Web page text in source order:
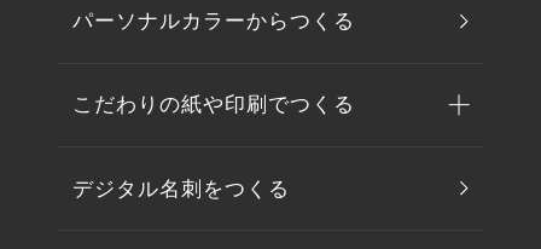
パーソナルカラーからつくる
こだわりの紙や印刷でつくる
デジタル名刺をつくる